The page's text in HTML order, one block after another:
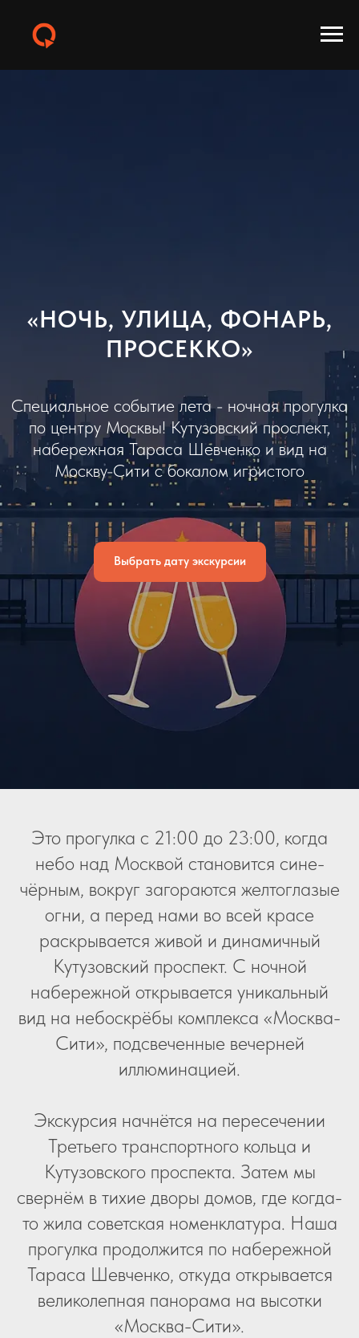
«НОЧЬ, УЛИЦА, ФОНАРЬ,
ПРОСЕККО»
Специальное событие лета - ночная прогулка
по центру Москвы! Кутузовский проспект,
набережная Тараса Шевченко и вид на
Москву-Сити с бокалом игристого
Выбрать дату экскурсии
Это прогулка с 21:00 до 23:00, когда
небо над Москвой становится сине-
чёрным, вокруг загораются желтоглазые
огни, а перед нами во всей красе
раскрывается живой и динамичный
Кутузовский проспект. С ночной
набережной открывается уникальный
вид на небоскрёбы комплекса «Москва-
Сити», подсвеченные вечерней
иллюминацией.
Экскурсия начнётся на пересечении
Третьего транспортного кольца и
Кутузовского проспекта. Затем мы
свернём в тихие дворы домов, где когда-
то жила советская номенклатура. Наша
прогулка продолжится по набережной
Тараса Шевченко, откуда открывается
великолепная панорама на высотки
«Москва-Сити».